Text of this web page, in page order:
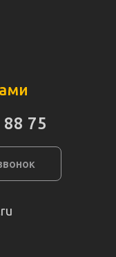
88 75